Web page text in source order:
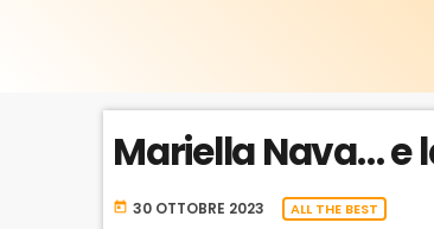
Mariella Nava… e
today 30 OTTOBRE 2023 ALL THE BEST